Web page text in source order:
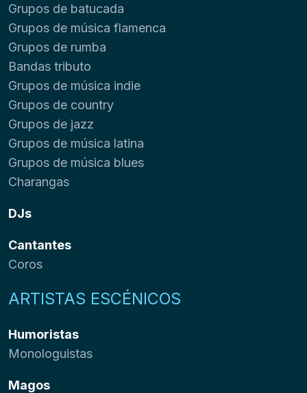
Grupos de batucada
Grupos de música flamenca
Grupos de rumba
Bandas tributo
Grupos de música indie
Grupos de country
Grupos de jazz
Grupos de música latina
Grupos de música blues
Charangas
DJs
Cantantes
Coros
ARTISTAS ESCÉNICOS
Humoristas
Monologuistas
Magos